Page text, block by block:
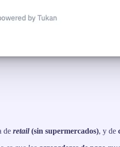
de retail(sin supermercados), y de